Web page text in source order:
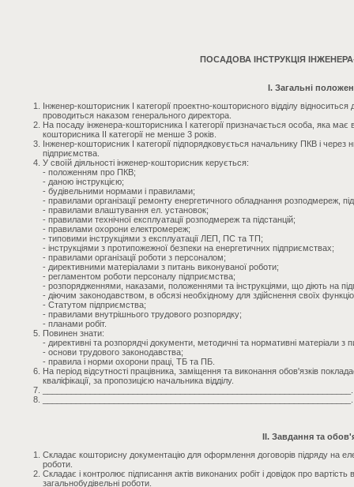
ПОСАДОВА ІНСТРУКЦІЯ
I. Загальні
Інженер-кошторисник I категорії проектно-кошторисного відділу
проводиться наказом генерального директора.
На посаду інженера-кошторисника I категорії призначається особа, яка має
кошторисника II категорії не менше 3 років.
Інженер-кошторисник I категорії підпорядковується начальнику ПКВ і через
підприємства.
У своїй діяльності інженер-кошторисник керується:
- положенням про ПКВ;
- даною інструкцією;
- будівельними нормами і правилами;
- правилами організації ремонту енергетичного обладнання розподмереж,
- правилами влаштування ел. установок;
- правилами технічної експлуатації розподмереж та підстанцій;
- правилами охорони електромереж;
- типовими інструкціями з експлуатації ЛЕП, ПС та ТП;
- інструкціями з протипожежної безпеки на енергетичних підприємствах;
- правилами організації роботи з персоналом;
- директивними матеріалами з питань виконуваної роботи;
- регламентом роботи персоналу підприємства;
- розпорядженнями, наказами, положеннями та інструкціями, що діють на
- діючим законодавством, в обсязі необхідному для здійснення своїх
- Статутом підприємства;
- правилами внутрішнього трудового розпорядку;
- планами робіт.
Повинен знати:
- директивні та розпорядчі документи, методичні та нормативні матеріали з
- основи трудового законодавства;
- правила і норми охорони праці, ТБ та ПБ.
На період відсутності працівника, заміщення та виконання обов'язків
кваліфікації, за пропозицією начальника відділу.
II. Завдання та
Складає кошторисну документацію для оформлення договорів підряду на
роботи.
Складає і контролює підписання актів виконаних робіт і довідок про
загальнобудівельні роботи.